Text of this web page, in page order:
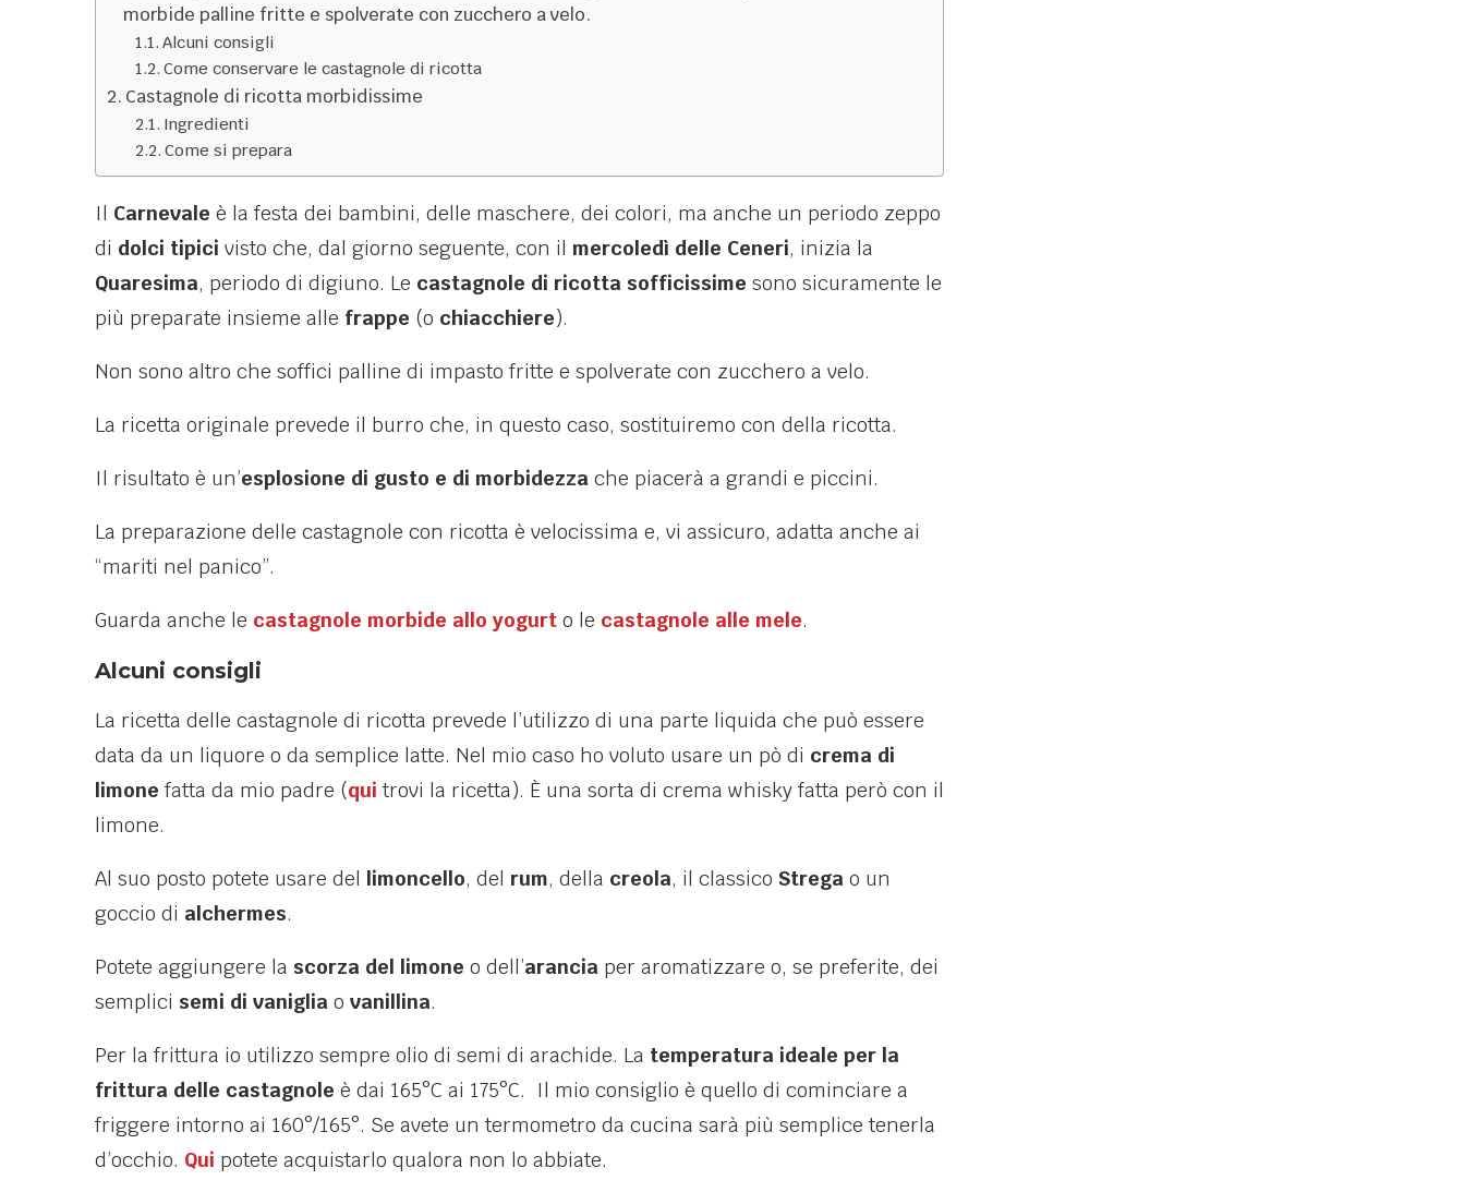
morbide palline fritte e spolverate con zucchero a velo.
Alcuni consigli
Come conservare le castagnole di ricotta
Castagnole di ricotta morbidissime
Ingredienti
Come si prepara
Il Carnevale è la festa dei bambini, delle maschere, dei colori, ma anche un periodo zeppo
di dolci tipici visto che, dal giorno seguente, con il mercoledì delle Ceneri, inizia la
Quaresima, periodo di digiuno. Le castagnole di ricotta sofficissime sono sicuramente le
più preparate insieme alle frappe (o chiacchiere).
Non sono altro che soffici palline di impasto fritte e spolverate con zucchero a velo.
La ricetta originale prevede il burro che, in questo caso, sostituiremo con della ricotta.
Il risultato è un’esplosione di gusto e di morbidezza che piacerà a grandi e piccini.
La preparazione delle castagnole con ricotta è velocissima e, vi assicuro, adatta anche ai
“mariti nel panico”.
Guarda anche le castagnole morbide allo yogurt o le castagnole alle mele.
Alcuni consigli
La ricetta delle castagnole di ricotta prevede l’utilizzo di una parte liquida che può essere
data da un liquore o da semplice latte. Nel mio caso ho voluto usare un pò di crema di
limone fatta da mio padre (qui trovi la ricetta). È una sorta di crema whisky fatta però con il
limone.
Al suo posto potete usare del limoncello, del rum, della creola, il classico Strega o un
goccio di alchermes.
Potete aggiungere la scorza del limone o dell’arancia per aromatizzare o, se preferite, dei
semplici semi di vaniglia o vanillina.
Per la frittura io utilizzo sempre olio di semi di arachide. La temperatura ideale per la
frittura delle castagnole è dai 165°C ai 175°C. Il mio consiglio è quello di cominciare a
friggere intorno ai 160°/165°. Se avete un termometro da cucina sarà più semplice tenerla
d’occhio. Qui potete acquistarlo qualora non lo abbiate.